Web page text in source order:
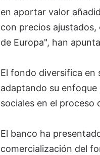
en aportar valor
con precios
de Europa", han
El fondo diversifica en
adaptando su
sociales en el proceso
El banco ha
comercialización del